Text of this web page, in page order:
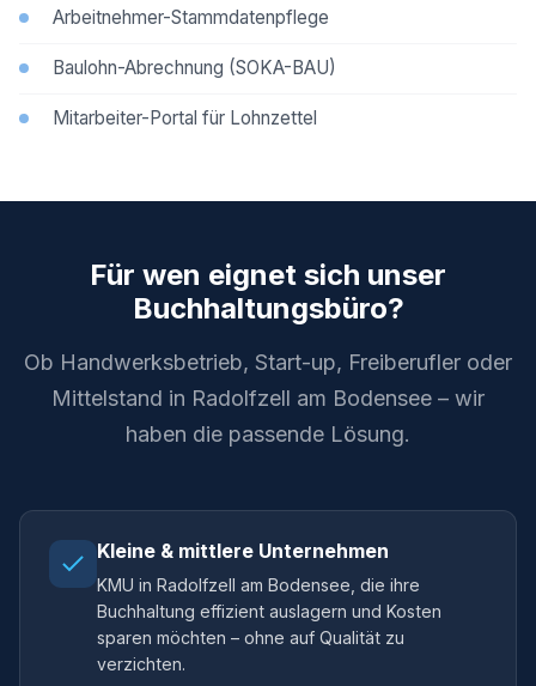
Arbeitnehmer-Stammdatenpflege
Baulohn-Abrechnung (SOKA-BAU)
Mitarbeiter-Portal für Lohnzettel
Für wen eignet sich unser
Buchhaltungsbüro?
Ob Handwerksbetrieb, Start-up, Freiberufler oder
Mittelstand in Radolfzell am Bodensee – wir
haben die passende Lösung.
Kleine & mittlere Unternehmen
KMU in Radolfzell am Bodensee, die ihre
Buchhaltung effizient auslagern und Kosten
sparen möchten – ohne auf Qualität zu
verzichten.